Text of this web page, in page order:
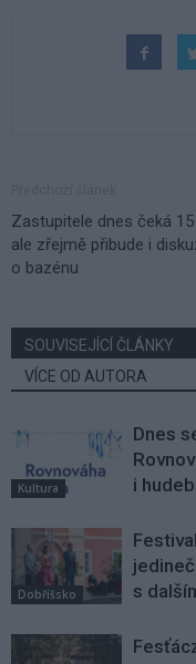
Zastupitele dnes čeká
ale zřejmě přibude i
o bazénu
SOUVISEJÍCÍ ČLÁNKY
VÍCE OD AUTORA
Kultura
Dnes
i
Dobříšsko
s